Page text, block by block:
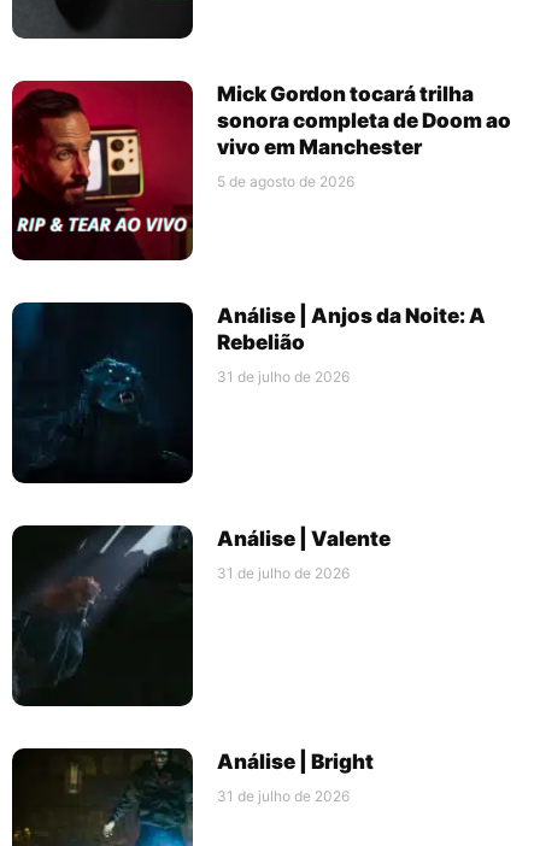
Mick Gordon tocará trilha
sonora completa de Doom ao
vivo em Manchester
5 de agosto de 2026
Análise | Anjos da Noite: A
Rebelião
31 de julho de 2026
Análise | Valente
31 de julho de 2026
Análise | Bright
31 de julho de 2026